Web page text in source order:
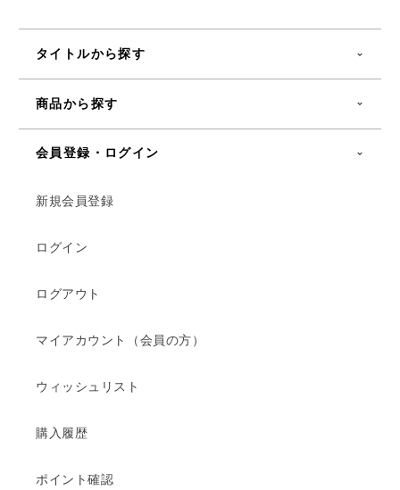
タイトルから探す
商品から探す
会員登録・ログイン
新規会員登録
ログイン
ログアウト
マイアカウント（会員の方）
ウィッシュリスト
購入履歴
ポイント確認